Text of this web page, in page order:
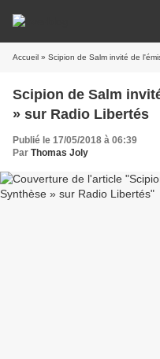
Accueil » Scipion de Salm invité de
Scipion de Salm
» sur Radio Libertés
Publié le 17/05/2018 à 06:39
Par Thomas Joly